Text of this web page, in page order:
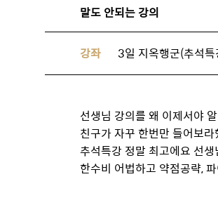
말도 안되는 강의
강좌 3일 지옥행군(추석특
선생님 강의를 왜 이제서야
친구가 자꾸 한번만 들어보
추석특강 정말 최고에요 선생
한수비 어법하고 약점공략,